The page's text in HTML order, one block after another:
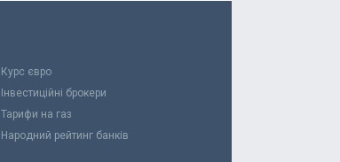
Курс євро
Інвестиційні брокери
Тарифи на газ
Народний рейтинг банків